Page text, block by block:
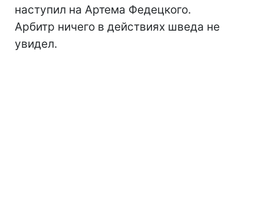
наступил на Артема Федецкого.
Арбитр ничего в действиях шведа не
увидел.